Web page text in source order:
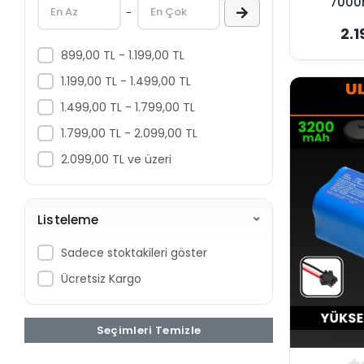
-
899,00 TL - 1.199,00 TL
1.199,00 TL - 1.499,00 TL
1.499,00 TL - 1.799,00 TL
1.799,00 TL - 2.099,00 TL
2.099,00 TL ve üzeri
Listeleme
Sadece stoktakileri göster
Ücretsiz Kargo
Seçimleri Temizle